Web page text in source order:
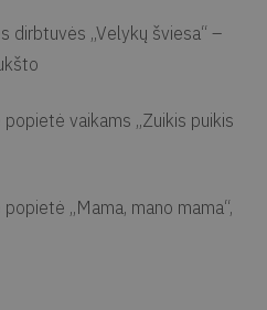
dirbtuvės ,,Velykų šviesa“ –
vaikams ,,Zuikis puikis
,,Mama, mano mama“,